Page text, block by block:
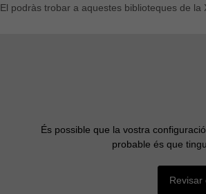
El podràs trobar a aquestes biblioteques de la
És possible que la vostra
probable és que
Revisar